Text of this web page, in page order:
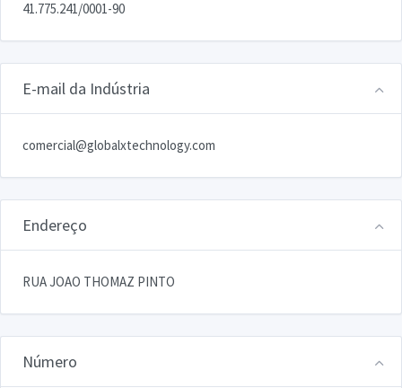
41.775.241/0001-90
E-mail da Indústria
comercial@globalxtechnology.com
Endereço
RUA JOAO THOMAZ PINTO
Número